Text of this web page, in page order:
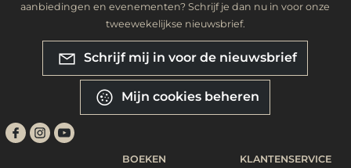
aanbiedingen en evenementen? Schrijf je dan nu in voor onze
tweewekelijkse nieuwsbrief.
Schrijf mij in voor de nieuwsbrief
Mijn cookies beheren
BOEKEN KLANTENSERVICE